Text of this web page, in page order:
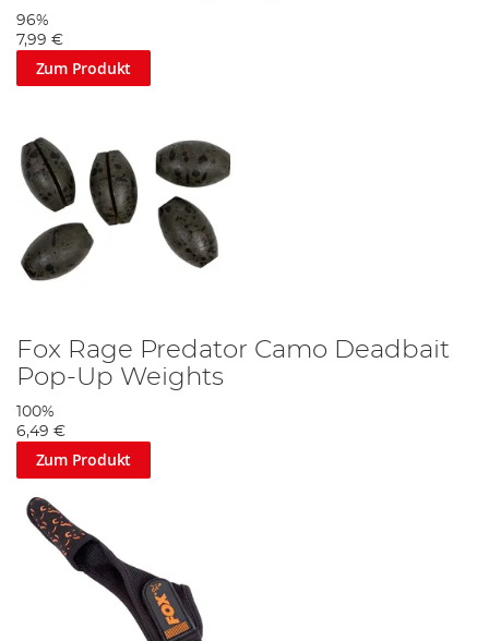
96%
7,99 €
Zum Produkt
Fox Rage Predator Camo Deadbait
Pop-Up Weights
100%
6,49 €
Zum Produkt